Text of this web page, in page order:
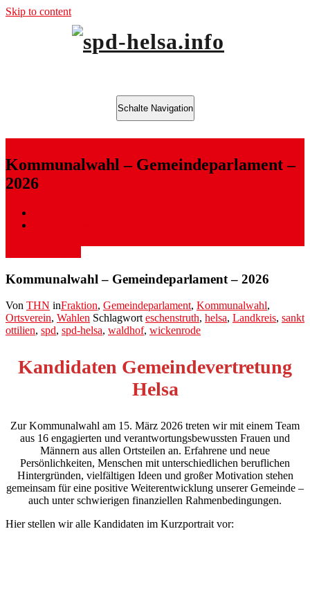
Skip to content
spd-helsa.info
Schalte Navigation
Kommunalwahl – Gemeindeparlament –
2026
Kommunalwahl – Gemeindeparlament – 2026
Von THN inFraktion, Gemeindeparlament, Kommunalwahl,
Ortsverein, Wahlen Schlagwort eschenstruth, helsa, Landkreis, sankt
ottilien, spd, spd-helsa, waldhof, wickenrode
Kandidaten Gemeindevertretung
Helsa
Zur Kommunalwahl am 15. März 2026 treten wir mit einem Team
aus 16 engagierten und verantwortungsbewussten Frauen und
Männern aus allen Ortsteilen an. Erfahrene und neue
Persönlichkeiten, Menschen mit unterschiedlichen beruflichen
Hintergründen, vielfältigen Ideen und großer Motivation stehen
gemeinsam für eine positive Weiterentwicklung unserer Gemeinde –
auch unter schwierigen finanziellen Rahmenbedingungen.
Hier stellen wir alle Kandidaten im Kurzportrait vor: